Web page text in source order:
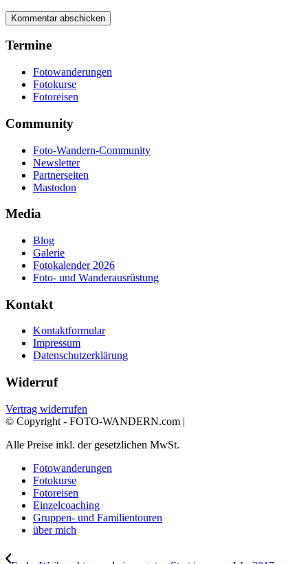
Termine
Fotowanderungen
Fotokurse
Fotoreisen
Community
Foto-Wandern-Community
Newsletter
Partnerseiten
Mastodon
Media
Blog
Galerie
Fotokalender 2026
Foto- und Wanderausrüstung
Kontakt
Kontaktformular
Impressum
Datenschutzerklärung
Widerruf
Vertrag widerrufen
© Copyright - FOTO-WANDERN.com |
Alle Preise inkl. der gesetzlichen MwSt.
Fotowanderungen
Fotokurse
Fotoreisen
Einzelcoaching
Gruppen- und Familientouren
über mich